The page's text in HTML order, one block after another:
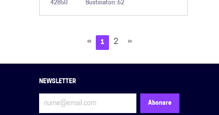
42850 Sustinatori: 62
« 1 2 »
NEWSLETTER